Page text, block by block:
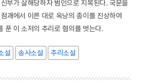
부가 살해당하자 범인으로 지목된다. 국문을
괘에서 이른 대로 옥낭의 종이를 진상하여
푼 이 소저의 추리로 혐의를 벗는다.
설 송사소설 추리소설